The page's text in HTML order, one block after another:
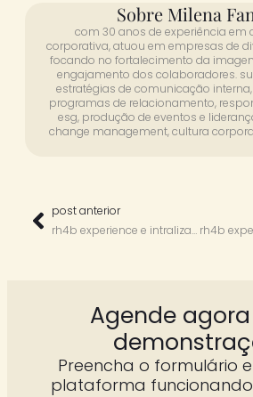
Sobre Milena
com 30 anos de experiência em
corporativa, atuou em empresas de
focando no fortalecimento da
engajamento dos colaboradores.
estratégias de comunicação
programas de relacionamento,
esg, produção de eventos e
change management, cultura
post anterior
rh4b experience e intraliza com mayra soares – intralizando por aí
Agende
Preencha o formulário
plataforma